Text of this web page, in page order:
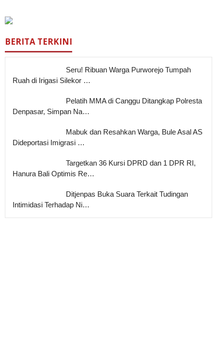
BERITA TERKINI
Seru! Ribuan Warga Purworejo Tumpah
Ruah di Irigasi Silekor …
Pelatih MMA di Canggu Ditangkap Polresta
Denpasar, Simpan Na…
Mabuk dan Resahkan Warga, Bule Asal AS
Dideportasi Imigrasi …
Targetkan 36 Kursi DPRD dan 1 DPR RI,
Hanura Bali Optimis Re…
Ditjenpas Buka Suara Terkait Tudingan
Intimidasi Terhadap Ni…